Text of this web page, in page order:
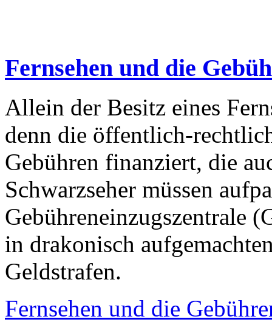
Fernsehen und die
Allein der Besitz eines
denn die öffentlich-
Gebühren finanziert, die
Schwarzseher müssen
Gebühreneinzugszentrale
in drakonisch
Geldstrafen.
Fernsehen und die